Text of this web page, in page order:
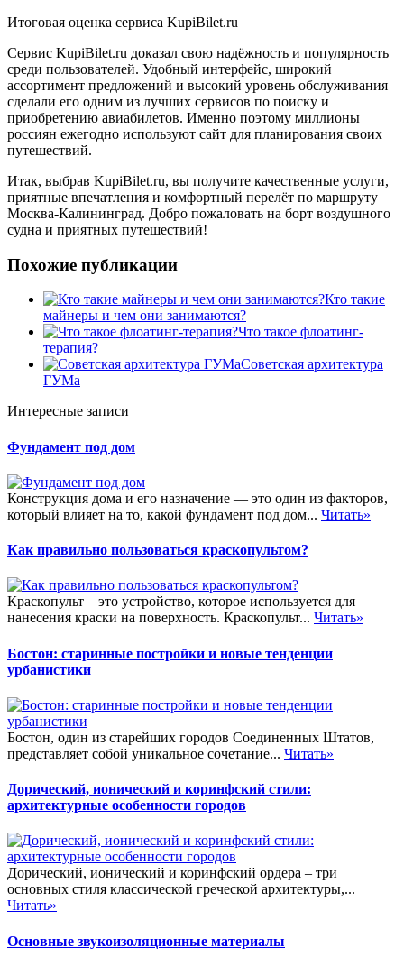
Итоговая оценка сервиса KupiBilet.ru
Сервис KupiBilet.ru доказал свою надёжность и популярность
среди пользователей. Удобный интерфейс, широкий
ассортимент предложений и высокий уровень обслуживания
сделали его одним из лучших сервисов по поиску и
приобретению авиабилетов. Именно поэтому миллионы
россиян ежегодно используют сайт для планирования своих
путешествий.
Итак, выбрав KupiBilet.ru, вы получите качественные услуги,
приятные впечатления и комфортный перелёт по маршруту
Москва-Калининград. Добро пожаловать на борт воздушного
судна и приятных путешествий!
Похожие публикации
Кто такие
майнеры и чем они занимаются?
Что такое флоатинг-
терапия?
Советская архитектура
ГУМа
Интересные записи
Фундамент под дом
Конструкция дома и его назначение — это один из факторов,
который влияет на то, какой фундамент под дом... Читать»
Как правильно пользоваться краскопультом?
Краскопульт – это устройство, которое используется для
нанесения краски на поверхность. Краскопульт... Читать»
Бостон: старинные постройки и новые тенденции
урбанистики
Бостон, один из старейших городов Соединенных Штатов,
представляет собой уникальное сочетание... Читать»
Дорический, ионический и коринфский стили:
архитектурные особенности городов
Дорический, ионический и коринфский ордера – три
основных стиля классической греческой архитектуры,...
Читать»
Основные звукоизоляционные материалы